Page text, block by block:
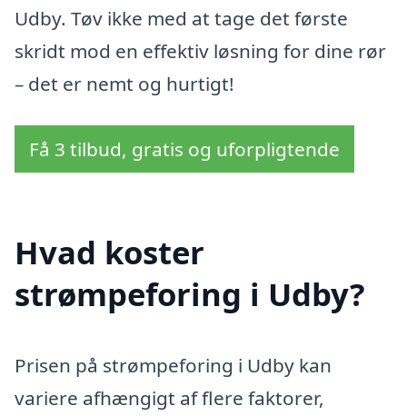
Udby. Tøv ikke med at tage det første
skridt mod en effektiv løsning for dine rør
– det er nemt og hurtigt!
Få 3 tilbud, gratis og uforpligtende
Hvad koster
strømpeforing i Udby?
Prisen på strømpeforing i Udby kan
variere afhængigt af flere faktorer,